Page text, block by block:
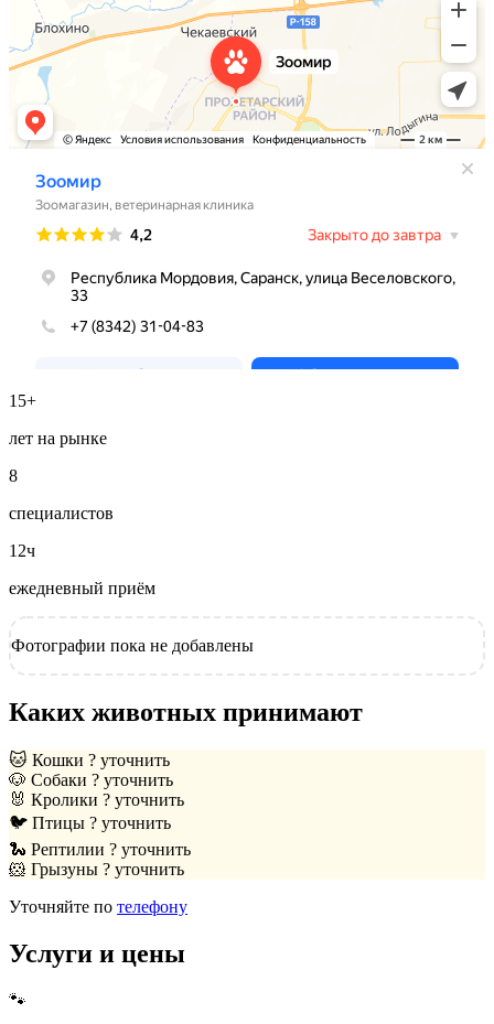
15+
лет на рынке
8
специалистов
12ч
ежедневный приём
Фотографии пока не добавлены
Каких животных принимают
🐱 Кошки ? уточнить
🐶 Собаки ? уточнить
🐰 Кролики ? уточнить
🐦 Птицы ? уточнить
🐍 Рептилии ? уточнить
🐹 Грызуны ? уточнить
Уточняйте по телефону
Услуги и цены
🐾